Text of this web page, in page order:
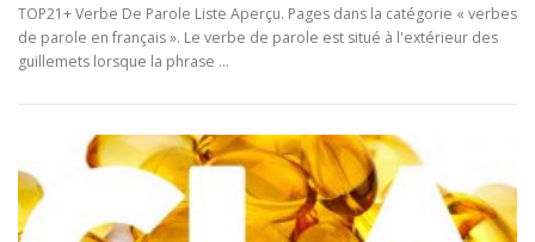
TOP21+ Verbe De Parole Liste Aperçu. Pages dans la catégorie « verbes
de parole en français ». Le verbe de parole est situé à l'extérieur des
guillemets lorsque la phrase …